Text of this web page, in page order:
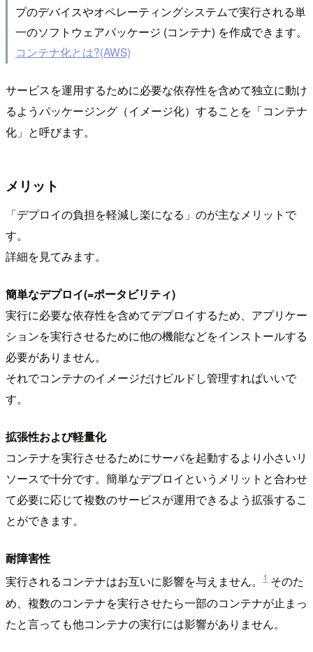
プのデバイスやオペレーティングシステムで実行される単
一のソフトウェアパッケージ (コンテナ) を作成できます。
コンテナ化とは?(AWS)
サービスを運用するために必要な依存性を含めて独立に動け
るようパッケージング（イメージ化）することを「コンテナ
化」と呼びます。
メリット
「デプロイの負担を軽減し楽になる」のが主なメリットで
す。
詳細を見てみます。
簡単なデプロイ(=ポータビリティ)
実行に必要な依存性を含めてデプロイするため、アプリケー
ションを実行させるために他の機能などをインストールする
必要がありません。
それでコンテナのイメージだけビルドし管理すればいいで
す。
拡張性および軽量化
コンテナを実行させるためにサーバを起動するより小さいリ
ソースで十分です。簡単なデプロイというメリットと合わせ
て必要に応じて複数のサービスが運用できるよう拡張するこ
とができます。
耐障害性
実行されるコンテナはお互いに影響を与えません。
1 そのた
め、複数のコンテナを実行させたら一部のコンテナが止まっ
たと言っても他コンテナの実行には影響がありません。